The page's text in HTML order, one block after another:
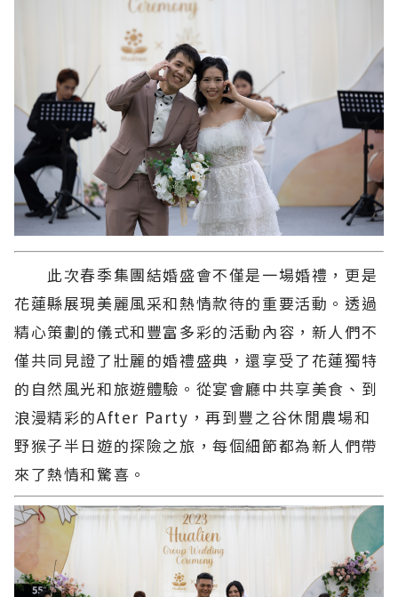
此次春季集團結婚盛會不僅是一場婚禮，更是
花蓮縣展現美麗風采和熱情款待的重要活動。透過
精心策劃的儀式和豐富多彩的活動內容，新人們不
僅共同見證了壯麗的婚禮盛典，還享受了花蓮獨特
的自然風光和旅遊體驗。從宴會廳中共享美食、到
浪漫精彩的After Party，再到豐之谷休閒農場和
野猴子半日遊的探險之旅，每個細節都為新人們帶
來了熱情和驚喜。